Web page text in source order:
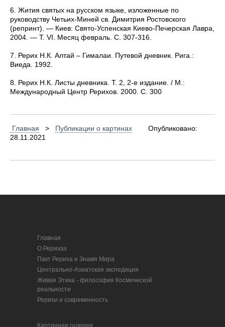
6. Жития святых на русском языке, изложенные по
руководству Четьих-Миней св. Димитрия Ростовского
(репринт). — Киев: Свято-Успенская Киево-Печерская Лавра,
2004. — Т. VI. Месяц февраль. С. 307-316.
7. Рерих Н.К. Алтай – Гималаи. Путевой дневник. Рига.:
Виеда. 1992.
8. Рерих Н.К. Листы дневника. Т. 2, 2-е издание. / М.:
Международный Центр Рерихов. 2000. С. 300
Главная > Публикации о картинах Опубликовано:
28.11.2021
Главная
О Рерихах
Пакт Рериха и Знамя Мира
Центрально-Азиатская экспедиция
Живая Этика - философия Космической
реальности
Рерихи и современность